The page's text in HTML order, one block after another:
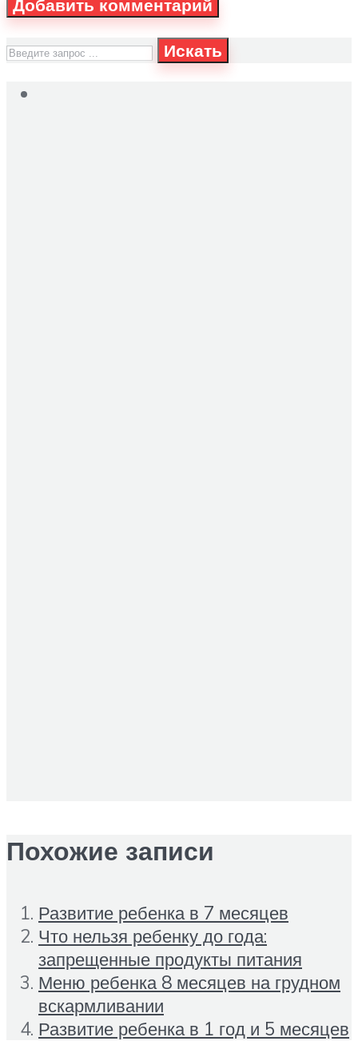
Искать
Похожие записи
Развитие ребенка в 7 месяцев
Что нельзя ребенку до года:
запрещенные продукты питания
Меню ребенка 8 месяцев на грудном
вскармливании
Развитие ребенка в 1 год и 5 месяцев